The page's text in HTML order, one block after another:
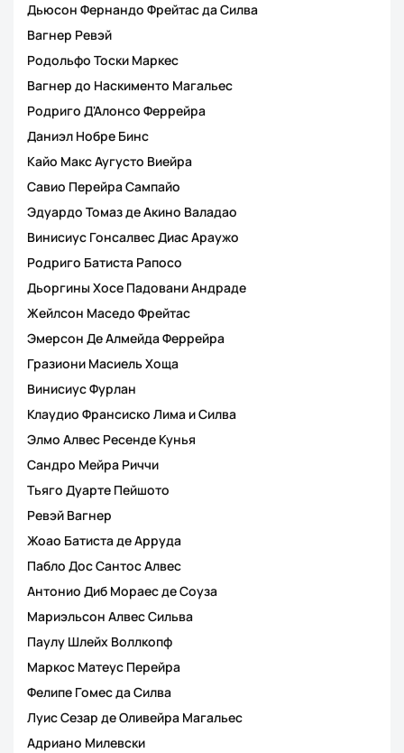
Дьюсон Фернандо Фрейтас да Силва
Вагнер Ревэй
Родольфо Тоски Маркес
Вагнер до Наскименто Магальес
Родриго Д'Алонсо Феррейра
Даниэл Нобре Бинс
Кайо Макс Аугусто Виейра
Савио Перейра Сампайо
Эдуардо Томаз де Акино Валадао
Винисиус Гонсалвес Диас Араужо
Родриго Батиста Рапосо
Дьоргины Хосе Падовани Андраде
Жейлсон Маседо Фрейтас
Эмерсон Де Алмейда Феррейра
Гразиони Масиель Хоща
Винисиус Фурлан
Клаудио Франсиско Лима и Силва
Элмо Алвес Ресенде Кунья
Сандро Мейра Риччи
Тьяго Дуарте Пейшото
Ревэй Вагнер
Жоао Батиста де Арруда
Пабло Дос Сантос Алвес
Антонио Диб Мораес де Соуза
Мариэльсон Алвес Сильва
Паулу Шлейх Воллкопф
Маркос Матеус Перейра
Фелипе Гомес да Силва
Луис Сезар де Оливейра Магальес
Адриано Милевски